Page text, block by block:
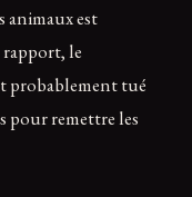
animaux est
rapport, le
probablement tué
pour remettre les